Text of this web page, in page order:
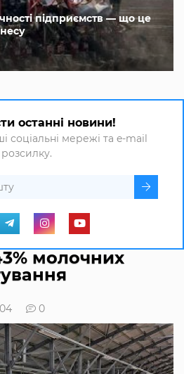
підприємств — що це
останні новини!
соціальні мережі та e-mail
розсилку.
молочних
0